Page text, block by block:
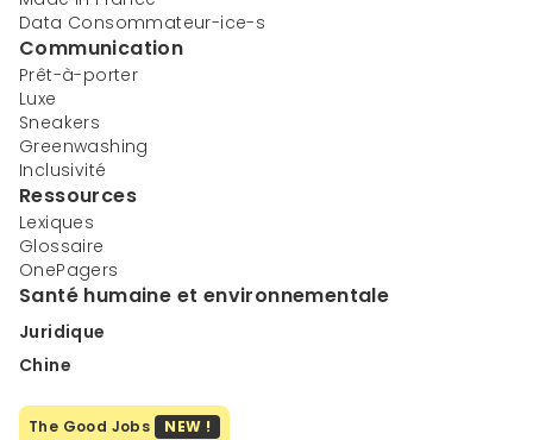
Data Consommateur-ice-s
Communication
Prêt-à-porter
Luxe
Sneakers
Greenwashing
Inclusivité
Ressources
Lexiques
Glossaire
OnePagers
Santé humaine et environnementale
Juridique
Chine
The Good Jobs NEW !